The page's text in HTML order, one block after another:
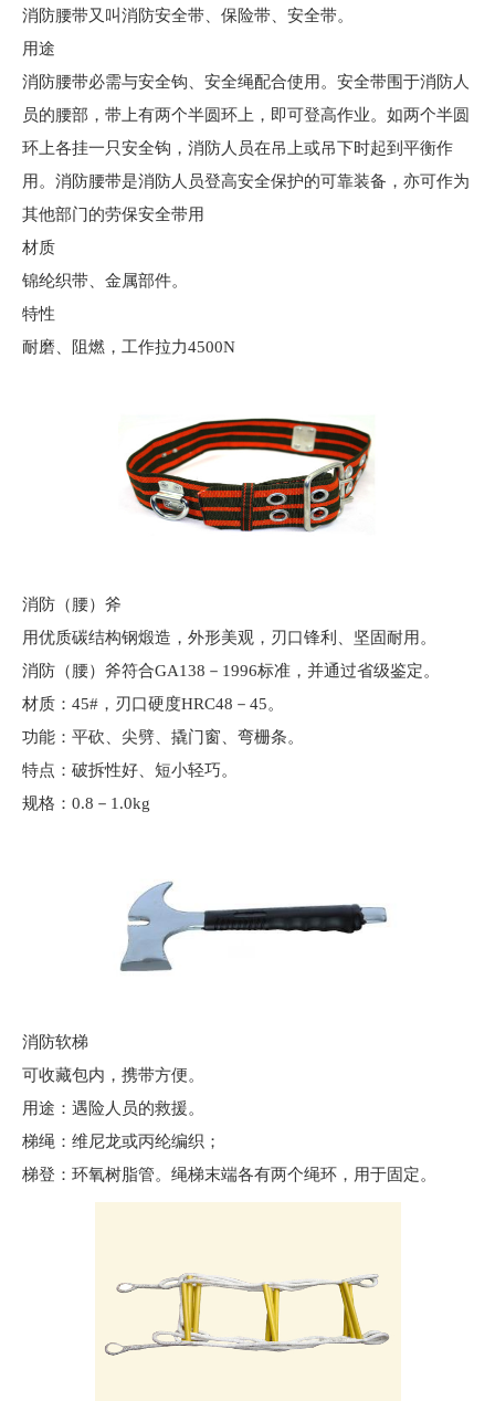
消防腰带又叫消防安全带、保险带、安全带。
用途
消防腰带必需与安全钩、安全绳配合使用。安全带围于消防人
员的腰部，带上有两个半圆环上，即可登高作业。如两个半圆
环上各挂一只安全钩，消防人员在吊上或吊下时起到平衡作
用。消防腰带是消防人员登高安全保护的可靠装备，亦可作为
其他部门的劳保安全带用
材质
锦纶织带、金属部件。
特性
耐磨、阻燃，工作拉力4500N
消防（腰）斧
用优质碳结构钢煅造，外形美观，刃口锋利、坚固耐用。
消防（腰）斧符合GA138－1996标准，并通过省级鉴定。
材质：45#，刃口硬度HRC48－45。
功能：平砍、尖劈、撬门窗、弯栅条。
特点：破拆性好、短小轻巧。
规格：0.8－1.0kg
消防软梯
可收藏包内，携带方便。
用途：遇险人员的救援。
梯绳：维尼龙或丙纶编织；
梯登：环氧树脂管。绳梯末端各有两个绳环，用于固定。